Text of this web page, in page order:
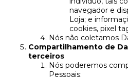
navegador e
Loja; e
cookies, pixel
Nós não coletamos
Compartilhamento de
terceiros
Nós poderemos
Pessoais: